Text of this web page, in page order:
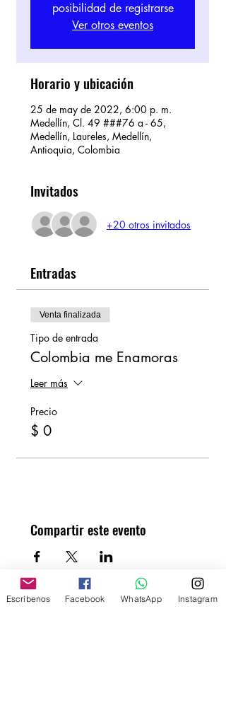
posibilidad de registrarse
Ver otros eventos
Horario y ubicación
25 de may de 2022, 6:00 p. m.
Medellín, Cl. 49 ###76 a - 65,
Medellín, Laureles, Medellín,
Antioquia, Colombia
Invitados
+20 otros invitados
Entradas
Venta finalizada
Tipo de entrada
Colombia me Enamoras
Leer más
Precio
$ 0
Compartir este evento
Escríbenos Facebook WhatsApp Instagram